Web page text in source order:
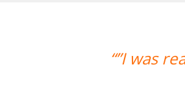
“”I was